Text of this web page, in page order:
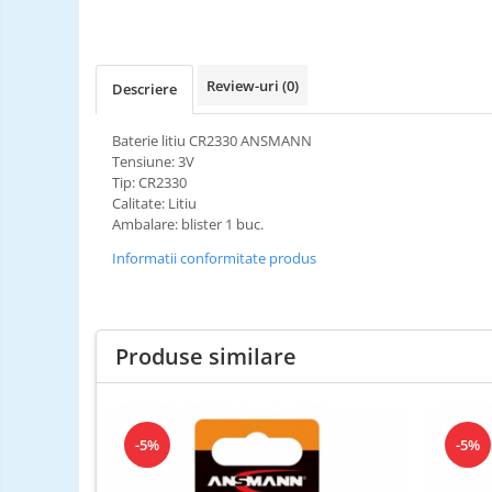
Descriere Review-uri (0)
Baterie litiu CR2330 ANSMANN
Tensiune: 3V
Tip: CR2330
Calitate: Litiu
Ambalare: blister 1 buc.
Informatii conformitate produs
Produse similare
-5% -5%